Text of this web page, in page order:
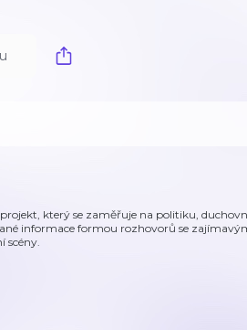
který se zaměřuje na politiku,
informace formou rozhovorů se
scény.